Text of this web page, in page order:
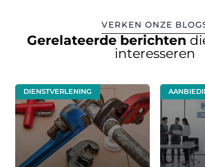
VERKEN ONZE
Gerelateerde berichten
interesseren
DIENSTVERLENING